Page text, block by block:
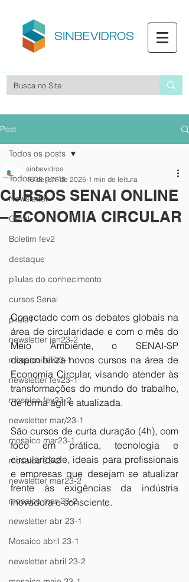
Post
Todos os posts
Newsletter
Geral
Boletim fev2
destaque
pílulas do conhecimento
cursos Senai
pilula1
newsletter jan23-2
mosaico fev23-1
newsletter fev23-1
mosaico fev23-2
newsletter mar/23-1
mosaico mar23-1
mosaico 23-2
newsletter mar23-2
mosaico mar 23-2
newsletter abr 23-1
Mosaico abril 23-1
newsletter abril 23-2
Todos os posts
CURSOS SENAI ONLINE
– ECONOMIA CIRCULAR
sinbevidros
16 de jun. de 2025 1 min de leitura
Conectado com os debates globais na
área de circularidade e com o mês do
Meio Ambiente, o SENAI-SP
disponibiliza novos cursos na área de
Economia Circular, visando atender às
transformações do mundo do trabalho,
de forma ágil e atualizada.
São cursos de curta duração (4h), com
foco em prática, tecnologia e
circularidade, ideais para profissionais
e empresas que desejam se atualizar
frente às exigências da indústria
inovadora e consciente.